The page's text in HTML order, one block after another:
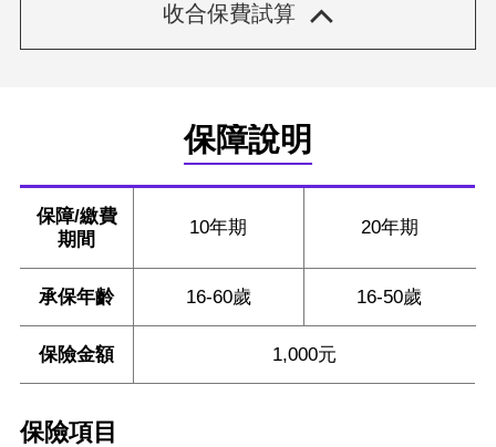
保障說明
保障/繳費
期間
10年期 20年期
承保年齡 16-60歲 16-50歲
保險金額 1,000元
保險項目